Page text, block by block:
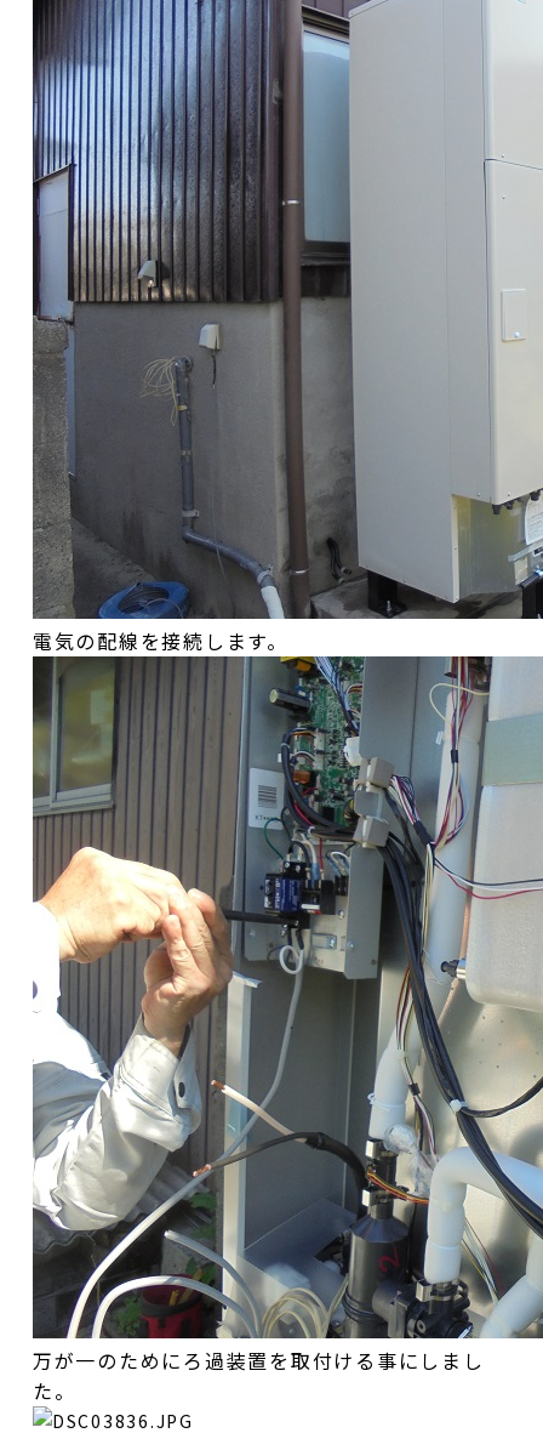
電気の配線を接続します。
万が一のためにろ過装置を取付ける事にしまし
た。